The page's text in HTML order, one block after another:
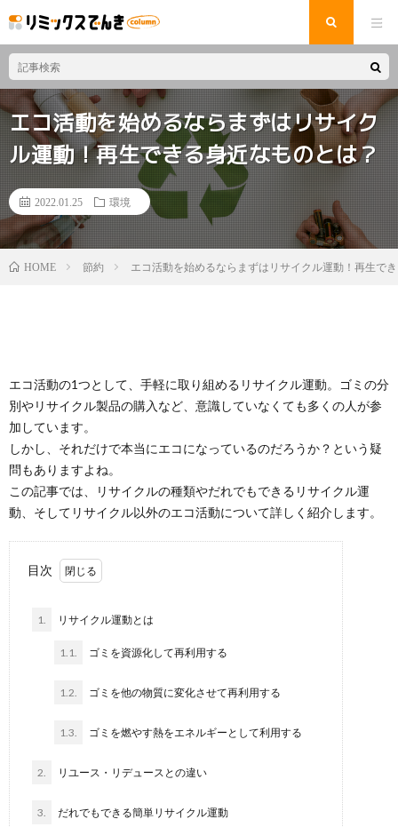
エコ活動を始めるならまずはリサイク
ル運動！再生できる身近なものとは？
2022.01.25 環境
HOME 節約 エコ活動を始めるならまずはリサイクル運動！再生で
エコ活動の1つとして、手軽に取り組めるリサイクル運動。ゴミの分
別やリサイクル製品の購入など、意識していなくても多くの人が参
加しています。
しかし、それだけで本当にエコになっているのだろうか？という疑
問もありますよね。
この記事では、リサイクルの種類やだれでもできるリサイクル運
動、そしてリサイクル以外のエコ活動について詳しく紹介します。
目次
1. リサイクル運動とは
1.1. ゴミを資源化して再利用する
1.2. ゴミを他の物質に変化させて再利用する
1.3. ゴミを燃やす熱をエネルギーとして利用する
2. リユース・リデュースとの違い
3. だれでもできる簡単リサイクル運動